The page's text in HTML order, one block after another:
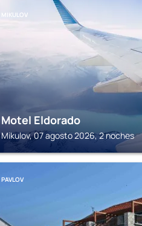
MIKULOV
Motel Eldorado
Mikulov, 07 agosto 2026, 2 noches
PAVLOV